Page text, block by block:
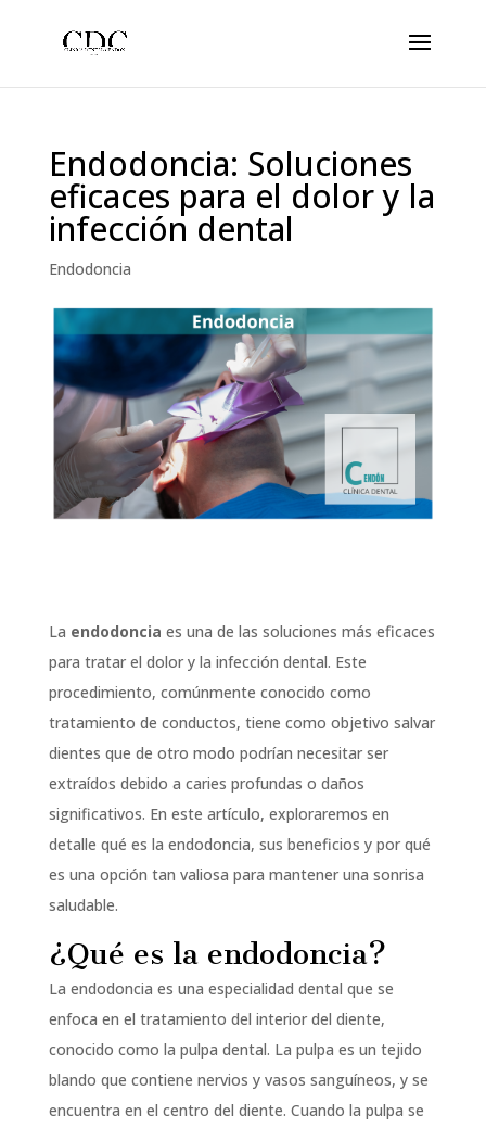
Endodoncia: Soluciones
eficaces para el dolor y la
infección dental
Endodoncia
La endodoncia es una de las soluciones más eficaces
para tratar el dolor y la infección dental. Este
procedimiento, comúnmente conocido como
tratamiento de conductos, tiene como objetivo salvar
dientes que de otro modo podrían necesitar ser
extraídos debido a caries profundas o daños
significativos. En este artículo, exploraremos en
detalle qué es la endodoncia, sus beneficios y por qué
es una opción tan valiosa para mantener una sonrisa
saludable.
¿Qué es la endodoncia?
La endodoncia es una especialidad dental que se
enfoca en el tratamiento del interior del diente,
conocido como la pulpa dental. La pulpa es un tejido
blando que contiene nervios y vasos sanguíneos, y se
encuentra en el centro del diente. Cuando la pulpa se